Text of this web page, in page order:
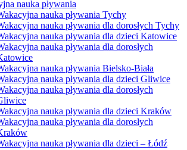
nauka pływania
nauka pływania Tychy
nauka pływania dla dorosłych Tychy
nauka pływania dla dzieci Katowice
nauka pływania dla dorosłych
nauka pływania Bielsko-Biała
nauka pływania dla dzieci Gliwice
nauka pływania dla dorosłych
nauka pływania dla dzieci Kraków
nauka pływania dla dorosłych
nauka pływania dla dzieci – Łódź